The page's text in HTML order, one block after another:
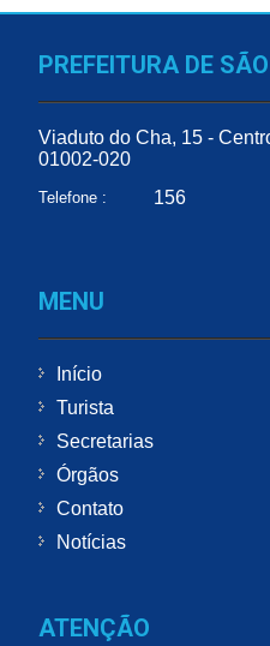
PREFEITURA DE
Viaduto do Cha, 15 -
01002-020
Telefone : 156
MENU
Início
Turista
Secretarias
Órgãos
Contato
Notícias
ATENÇÃO